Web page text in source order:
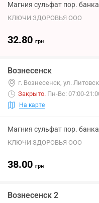
Магния сульфат пор.
КЛЮЧИ ЗДОРОВЬЯ ООО
32.80 грн
Вознесенск
г. Вознесенск, ул.
Закрыто. Пн-Вс: 07:00-
На карте
Магния сульфат пор.
КЛЮЧИ ЗДОРОВЬЯ ООО
38.00 грн
Вознесенск 2